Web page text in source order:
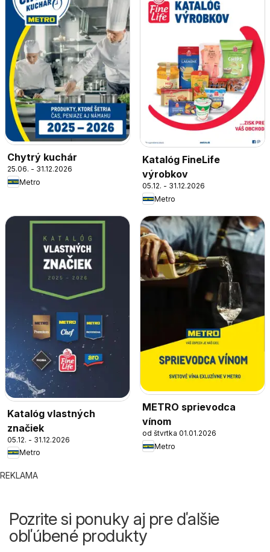
Chytrý kuchár
25.06. - 31.12.2026
Metro
Katalóg FineLife
výrobkov
05.12. - 31.12.2026
Metro
Katalóg vlastných
značiek
05.12. - 31.12.2026
Metro
METRO sprievodca
vínom
od štvrtka 01.01.2026
Metro
REKLAMA
Pozrite si ponuky aj pre ďalšie
obľúbené produkty